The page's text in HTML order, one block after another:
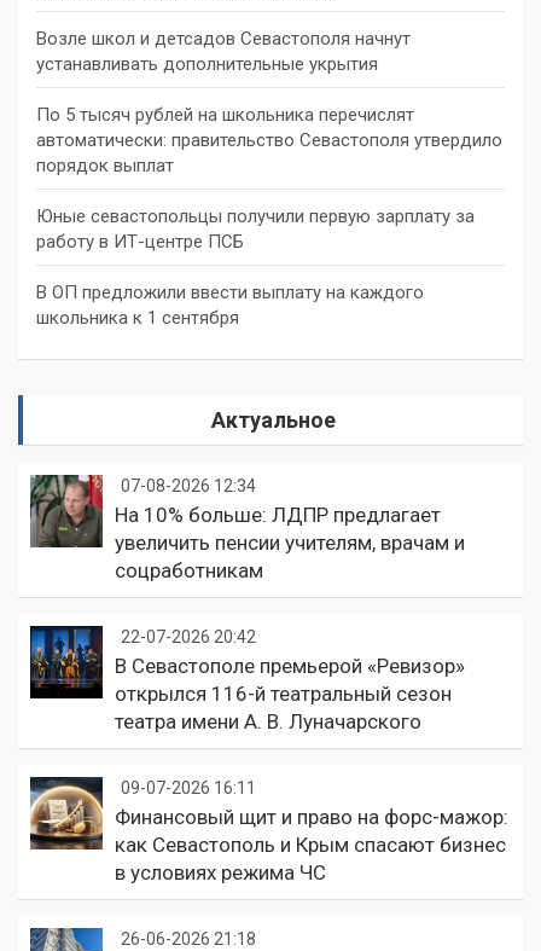
Возле школ и детсадов Севастополя начнут
устанавливать дополнительные укрытия
По 5 тысяч рублей на школьника перечислят
автоматически: правительство Севастополя утвердило
порядок выплат
Юные севастопольцы получили первую зарплату за
работу в ИТ-центре ПСБ
В ОП предложили ввести выплату на каждого
школьника к 1 сентября
Актуальное
07-08-2026 12:34
На 10% больше: ЛДПР предлагает
увеличить пенсии учителям, врачам и
соцработникам
22-07-2026 20:42
В Севастополе премьерой «Ревизор»
открылся 116-й театральный сезон
театра имени А. В. Луначарского
09-07-2026 16:11
Финансовый щит и право на форс-мажор:
как Севастополь и Крым спасают бизнес
в условиях режима ЧС
26-06-2026 21:18